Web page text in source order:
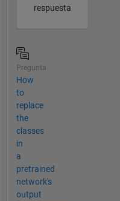
respuesta
Pregunta
How
to
replace
the
classes
in
a
pretrained
network's
output